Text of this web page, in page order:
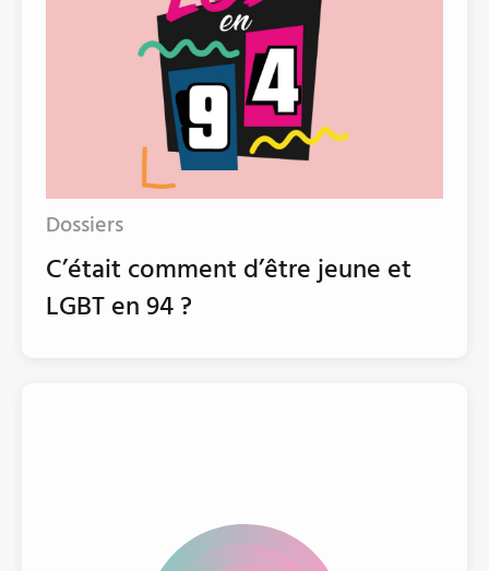
Dossiers
C’était comment d’être jeune et
LGBT en 94 ?